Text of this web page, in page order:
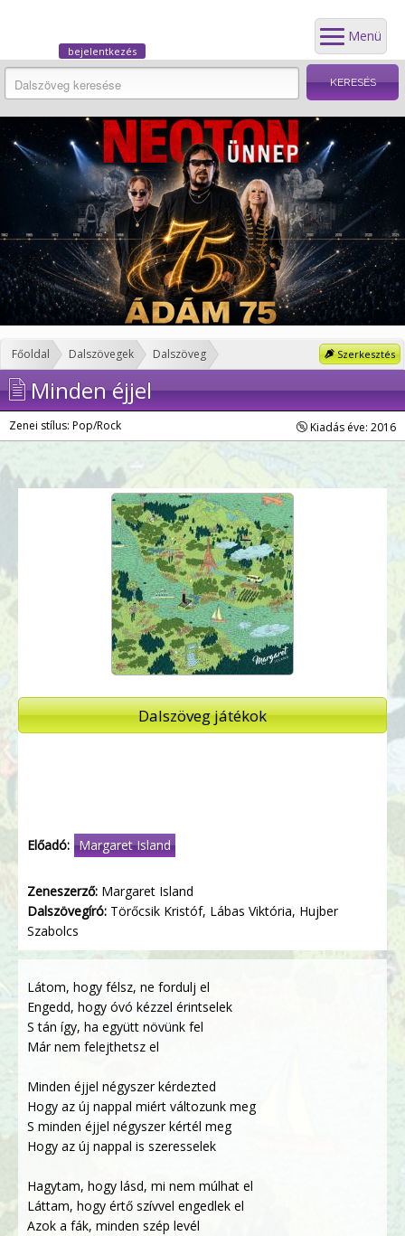
Menü
bejelentkezés
Szerkesztés
Főoldal Dalszövegek Dalszöveg
Minden éjjel
Zenei stílus: Pop/Rock Kiadás éve: 2016
Dalszöveg játékok
Előadó: Margaret Island
Zeneszerző: Margaret Island
Dalszövegíró: Törőcsik Kristóf, Lábas Viktória, Hujber
Szabolcs
Látom, hogy félsz, ne fordulj el
Engedd, hogy óvó kézzel érintselek
S tán így, ha együtt növünk fel
Már nem felejthetsz el
Minden éjjel négyszer kérdezted
Hogy az új nappal miért változunk meg
S minden éjjel négyszer kértél meg
Hogy az új nappal is szeresselek
Hagytam, hogy lásd, mi nem múlhat el
Láttam, hogy értő szívvel engedlek el
Azok a fák, minden szép levél